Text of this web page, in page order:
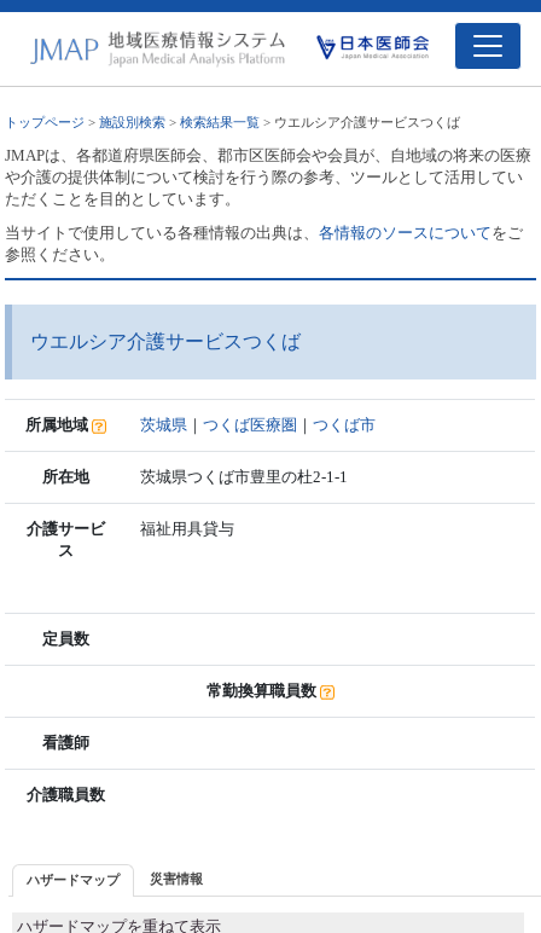
トップページ >施設別検索 >検索結果一覧 > ウエルシア介護サービスつくば
JMAPは、各都道府県医師会、郡市区医師会や会員が、自地域の将来の医療
や介護の提供体制について検討を行う際の参考、ツールとして活用してい
ただくことを目的としています。
当サイトで使用している各種情報の出典は、各情報のソースについてをご
参照ください。
ウエルシア介護サービスつくば
所属地域 茨城県 ｜つくば医療圏 ｜つくば市
所在地 茨城県つくば市豊里の杜2-1-1
介護サービ
ス
福祉用具貸与
定員数
常勤換算職員数
看護師
介護職員数
ハザードマップ 災害情報
ハザードマップを重ねて表示